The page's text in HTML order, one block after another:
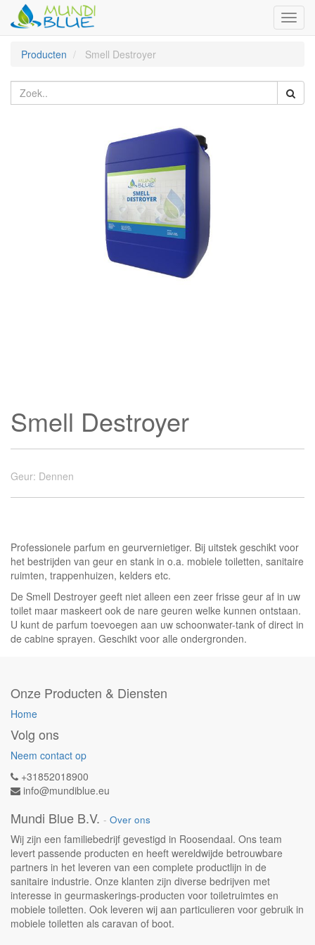
Producten
Smell Destroyer
Smell Destroyer
Geur: Dennen
Professionele parfum en geurvernietiger. Bij uitstek geschikt voor
het bestrijden van geur en stank in o.a. mobiele toiletten, sanitaire
ruimten, trappenhuizen, kelders etc.
De Smell Destroyer geeft niet alleen een zeer frisse geur af in uw
toilet maar maskeert ook de nare geuren welke kunnen ontstaan.
U kunt de parfum toevoegen aan uw schoonwater-tank of direct in
de cabine sprayen. Geschikt voor alle ondergronden.
Onze Producten & Diensten
Home
Volg ons
Neem contact op
+31852018900
info@mundiblue.eu
Mundi Blue B.V. - Over ons
Wij zijn een familiebedrijf gevestigd in Roosendaal. Ons team
levert passende producten en heeft wereldwijde betrouwbare
partners in het leveren van een complete productlijn in de
sanitaire industrie. Onze klanten zijn diverse bedrijven met
interesse in geurmaskerings-producten voor toiletruimtes en
mobiele toiletten. Ook leveren wij aan particulieren voor gebruik in
mobiele toiletten als caravan of boot.